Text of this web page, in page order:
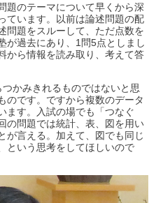
題のテーマについて早くから深
ています。以前は論述問題の配
問題をスルーして、ただ点数を
が過去にあり、1問5点としまし
から情報を読み取り、考えて答
かみきれるものではないと思
のです。ですから複数のデータ
ます。入試の場でも「つなぐ
の問題では統計、表、図を用い
が言える。加えて、図でも同じ
という思考をしてほしいので